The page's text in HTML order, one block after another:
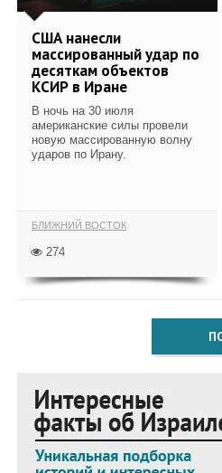
США нанесли
массированный удар по
десяткам объектов
КСИР в Иране
В ночь на 30 июля
американские силы провели
новую массированную волну
ударов по Ирану.
БЛИЖНИЙ ВОСТОК
274